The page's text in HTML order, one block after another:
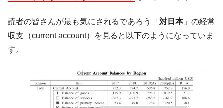
ル」まで拡大 ⇒ 海外資金の動きに強く左右される状態
『Money1』
韓国･帰ってきた李在明。李在明を支持しな
い「50.5％」に上昇
『Money1』
『Money1』
韓国･警察職員が「丸刈りになって抗議活
読者の皆さんが最も気にされるであろう「 対日本」の経常
収支（current account）を見ると以下のようになっていま
す。